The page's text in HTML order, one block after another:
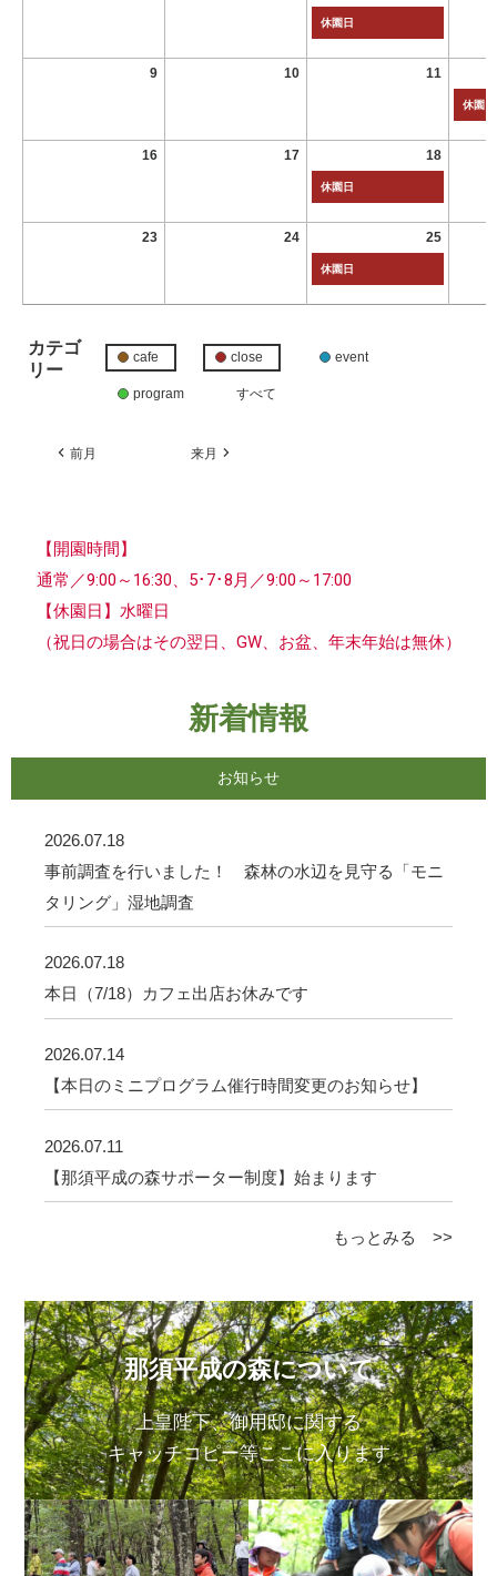
休園日
9 10 11
休園日
16 17 18
休園日
23 24 25
休園日
カテゴ
リー
cafe close event
program すべて
前月 来月
【開園時間】
通常／9:00～16:30、5･7･8月／9:00～17:00
【休園日】水曜日
（祝日の場合はその翌日、GW、お盆、年末年始は無休）
新着情報
お知らせ
2026.07.18
事前調査を行いました！ 森林の水辺を見守る「モニ
タリング」湿地調査
2026.07.18
本日（7/18）カフェ出店お休みです
2026.07.14
【本日のミニプログラム催行時間変更のお知らせ】
2026.07.11
【那須平成の森サポーター制度】始まります
もっとみる >>
那須平成の森について
上皇陛下、御用邸に関する
キャッチコピー等ここに入ります